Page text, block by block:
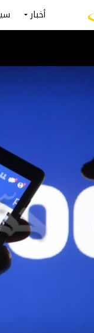
أخبار